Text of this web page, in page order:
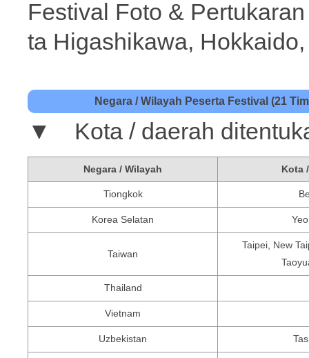
Festival Foto &
ta Higashikawa,
Negara / Wilayah Peserta Festival (21
▼ Kota / daerah
Negara / Wilayah Kota
Tiongkok
Korea Selatan
Taiwan
Taipei, New
Thailand
Vietnam
Uzbekistan